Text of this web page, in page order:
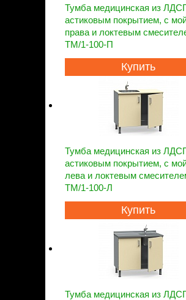
Тумба медицинская из
астиковым покрытием, с
права и локтевым
ТМ/1-100-П
Купить
Тумба медицинская из
астиковым покрытием, с
лева и локтевым
ТМ/1-100-Л
Купить
Тумба медицинская из